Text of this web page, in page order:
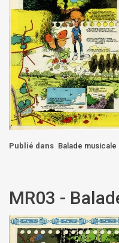
Publié dans Balade musicale
MR03 -